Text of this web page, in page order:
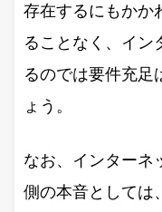
存在するにもかか
ることなく、イン
るのでは要件充足
ょう。
なお、インターネ
側の本音としては